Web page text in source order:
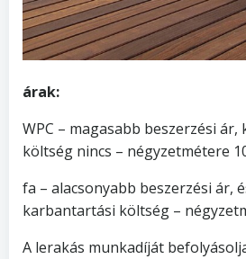
árak:
WPC – magasabb beszerzési
költség nincs – négyzetmétere
fa – alacsonyabb beszerzési ár,
karbantartási költség –
A lerakás munkadíját